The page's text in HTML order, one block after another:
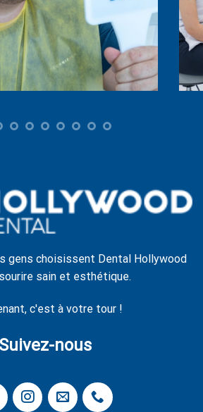
gens choisissent Dental Hollywood
sain et esthétique.
c'est à votre tour !
Suivez-nous